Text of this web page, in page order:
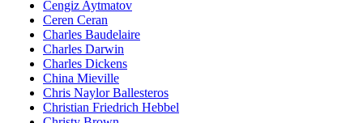
Cengiz Aytmatov
Ceren Ceran
Charles Baudelaire
Charles Darwin
Charles Dickens
China Mieville
Chris Naylor Ballesteros
Christian Friedrich Hebbel